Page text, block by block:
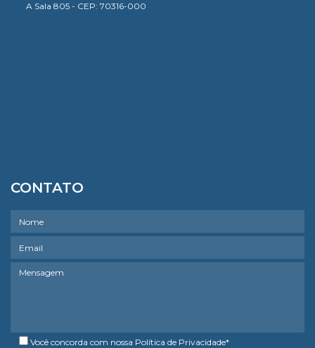
A Sala 805 - CEP: 70316-000
CONTATO
Você concorda com nossa Política de Privacidade*